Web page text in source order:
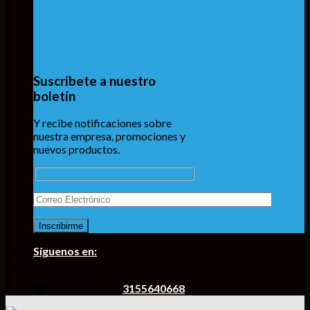
Suscríbete a nuestro
boletín
Y recibe notificaciones sobre
nuestra empresa, promociones y
nuevos productos.
Síguenos en:
3155640668